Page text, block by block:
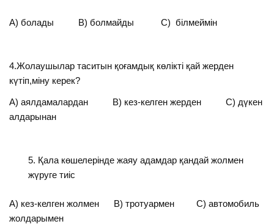
А) болады В) болмайды С) білмеймін
4.Жолаушылар таситын қоғамдық көлікті қай жерден
күтіп,міну керек?
А) аялдамалардан В) кез-келген жерден С) дүкен
алдарынан
Қала көшелерінде жаяу адамдар қандай жолмен
жүруге тиіс
А) кез-келген жолмен В) тротуармен С) автомобиль
жолдарымен